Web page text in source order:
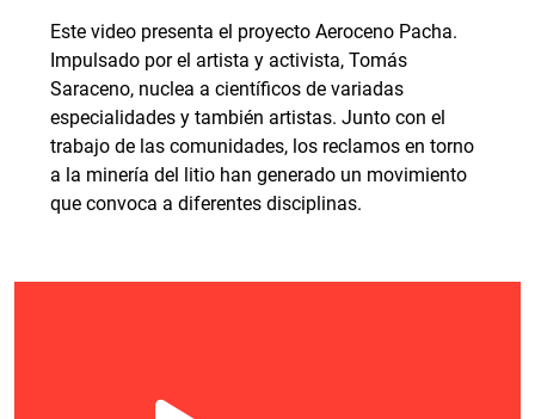
Este video presenta el proyecto Aeroceno Pacha.
Impulsado por el artista y activista, Tomás
Saraceno, nuclea a científicos de variadas
especialidades y también artistas. Junto con el
trabajo de las comunidades, los reclamos en torno
a la minería del litio han generado un movimiento
que convoca a diferentes disciplinas.